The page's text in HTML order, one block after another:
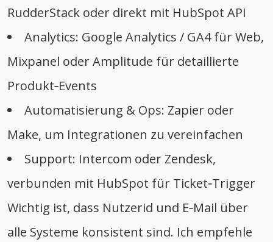
RudderStack oder direkt mit HubSpot API
Analytics: Google Analytics / GA4 für Web,
Mixpanel oder Amplitude für detaillierte
Produkt‑Events
Automatisierung & Ops: Zapier oder
Make, um Integrationen zu vereinfachen
Support: Intercom oder Zendesk,
verbunden mit HubSpot für Ticket‑Trigger
Wichtig ist, dass Nutzerid und E‑Mail über
alle Systeme konsistent sind. Ich empfehle